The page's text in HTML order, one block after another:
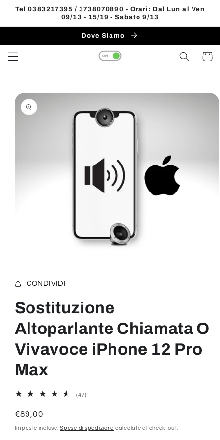
Privacy
Policy
direttamente
Tel 0383217395 / 3738070890 - Orari: Dal Lun al Ven
09/13 - 15/19 - Sabato 9/13
Dove Siamo
Carrello
Passa alle
informazioni
sul prodotto
1
in
modale
CONDIVIDI
Sostituzione
Altoparlante Chiamata O
Vivavoce iPhone 12 Pro
Max
(47)47
Prezzo
di
€89,00
Imposte incluse.Spese di spedizione calcolate al check-out.